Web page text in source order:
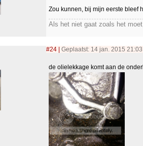
Zou kunnen, bij mijn eerste bleef
Als het niet gaat zoals het
#24 Geplaatst: 14 jan. 2015 21:03
de olielekkage komt aan de